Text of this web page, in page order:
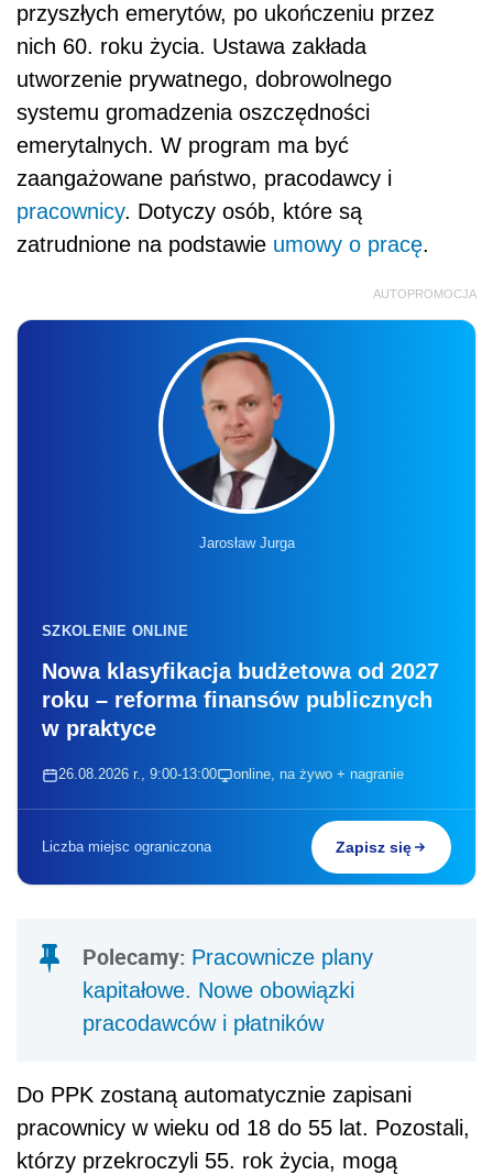
przyszłych emerytów, po ukończeniu przez
nich 60. roku życia. Ustawa zakłada
utworzenie prywatnego, dobrowolnego
systemu gromadzenia oszczędności
emerytalnych. W program ma być
zaangażowane państwo, pracodawcy i
pracownicy. Dotyczy osób, które są
zatrudnione na podstawie umowy o pracę.
AUTOPROMOCJA
Jarosław Jurga
SZKOLENIE ONLINE
Nowa klasyfikacja budżetowa od 2027
roku – reforma finansów publicznych
w praktyce
26.08.2026 r., 9:00-13:00 online, na żywo + nagranie
Liczba miejsc ograniczona Zapisz się
Polecamy: Pracownicze plany
kapitałowe. Nowe obowiązki
pracodawców i płatników
Do PPK zostaną automatycznie zapisani
pracownicy w wieku od 18 do 55 lat. Pozostali,
którzy przekroczyli 55. rok życia, mogą